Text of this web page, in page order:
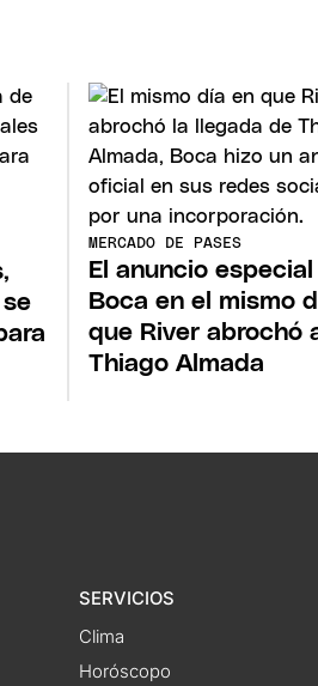
MERCADO DE PASES
El anuncio
Boca en el mismo
que River abrochó
Thiago Almada
SERVICIOS
Clima
Horóscopo